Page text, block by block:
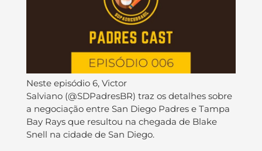
Neste episódio 6, Victor
Salviano (@SDPadresBR) traz os detalhes sobre
a negociação entre San Diego Padres e Tampa
Bay Rays que resultou na chegada de Blake
Snell na cidade de San Diego.